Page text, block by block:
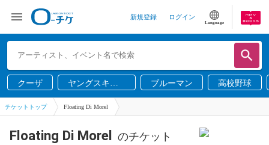
新規登録 ログイン
Language
クーザ
ヤングスキニ
ー
ブルーマン 高校野球
チケットトップ Floating Di Morel
Floating Di Morel のチケット